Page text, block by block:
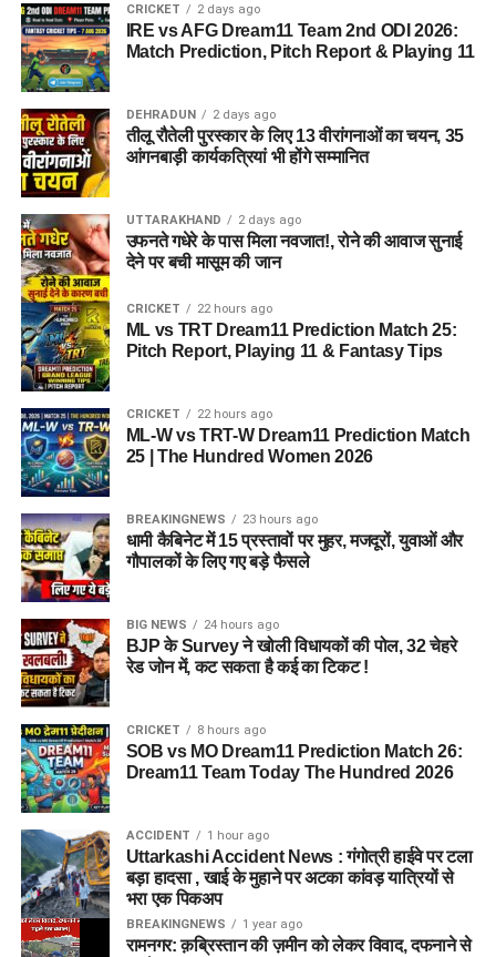
भी मदद मिलने की उम्मीद है।
CRICKET 2 days ago
IRE vs AFG Dream11 Team 2nd ODI 2026:
Match Prediction, Pitch Report & Playing 11
DEHRADUN 2 days ago
तीलू रौतेली पुरस्कार के लिए 13 वीरांगनाओं का चयन, 35
आंगनबाड़ी कार्यकत्रियां भी होंगे सम्मानित
UTTARAKHAND 2 days ago
उफनते गधेरे के पास मिला नवजात!, रोने की आवाज सुनाई
देने पर बची मासूम की जान
CRICKET 22 hours ago
ML vs TRT Dream11 Prediction Match 25:
Pitch Report, Playing 11 & Fantasy Tips
CRICKET 22 hours ago
ML-W vs TRT-W Dream11 Prediction Match
25 | The Hundred Women 2026
BREAKINGNEWS 23 hours ago
धामी कैबिनेट में 15 प्रस्तावों पर मुहर, मजदूरों, युवाओं और
गौपालकों के लिए गए बड़े फैसले
BIG NEWS 24 hours ago
BJP के Survey ने खोली विधायकों की पोल, 32 चेहरे
रेड जोन में, कट सकता है कई का टिकट !
CRICKET 8 hours ago
SOB vs MO Dream11 Prediction Match 26:
Dream11 Team Today The Hundred 2026
ACCIDENT 1 hour ago
Uttarkashi Accident News : गंगोत्री हाईवे पर टला
बड़ा हादसा , खाई के मुहाने पर अटका कांवड़ यात्रियों से
भरा एक पिकअप
BREAKINGNEWS 1 year ago
रामनगर: क़ब्रिस्तान की ज़मीन को लेकर विवाद, दफनाने से